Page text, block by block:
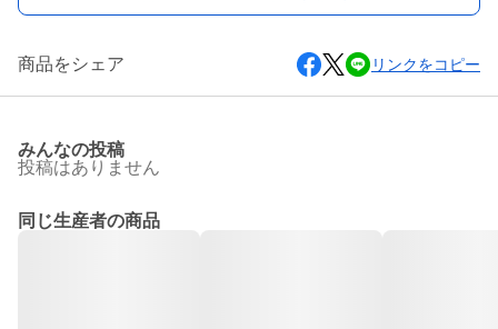
商品をシェア リンクをコピー
みんなの投稿
投稿はありません
同じ生産者の商品